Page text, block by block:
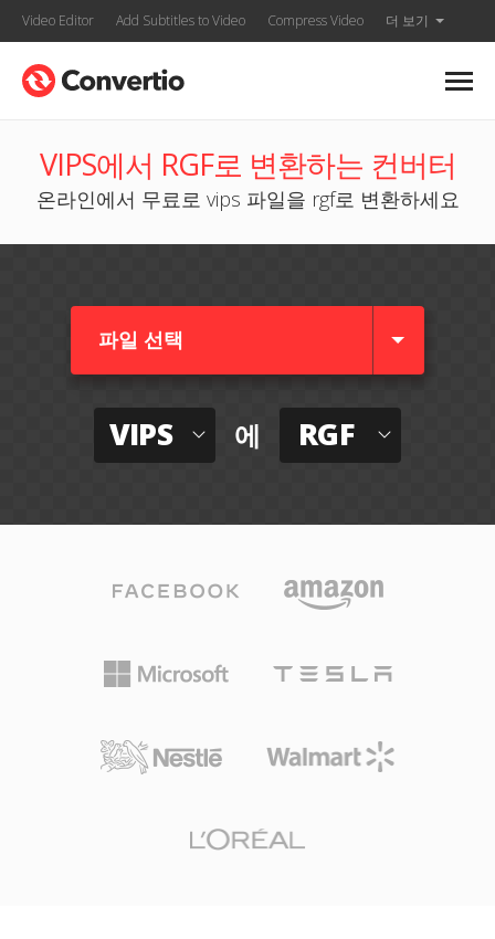
Video Editor Add Subtitles to Video Compress Video 더 보기
VIPS에서 RGF로 변환하는 컨버터
온라인에서 무료로 vips 파일을 rgf로 변환하세요
파일 선택
VIPS 에 RGF